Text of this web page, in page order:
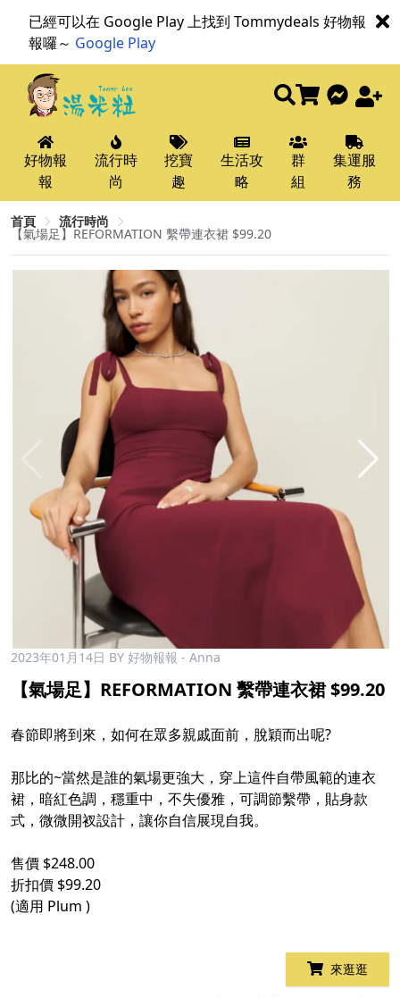
已經可以在 Google Play 上找到 Tommydeals 好物報
報囉～ Google Play
好物報
報
流行時
尚
挖寶
趣
生活攻
略
群
組
集運服
務
首頁 流行時尚
【氣場足】REFORMATION 繫帶連衣裙 $99.20
2023年01月14日 BY 好物報報 - Anna
【氣場足】REFORMATION 繫帶連衣裙 $99.20
春節即將到來，如何在眾多親戚面前，脫穎而出呢?
那比的~當然是誰的氣場更強大，穿上這件自帶風範的連衣
裙，暗紅色調，穩重中，不失優雅，可調節繫帶，貼身款
式，微微開衩設計，讓你自信展現自我。
售價 $248.00
折扣價 $99.20
(適用 Plum )
來逛逛